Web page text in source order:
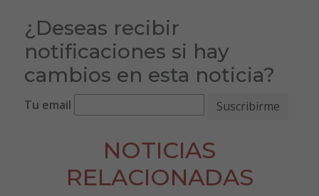
¿Deseas recibir
notificaciones si hay
cambios en esta noticia?
Tu email
NOTICIAS
RELACIONADAS